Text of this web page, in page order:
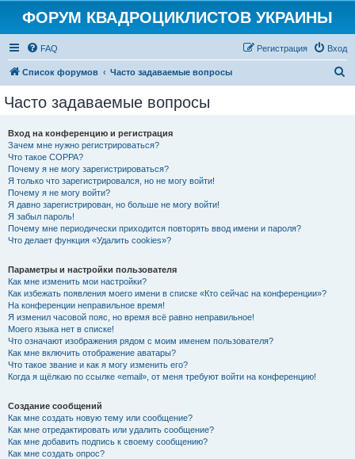
ФОРУМ КВАДРОЦИКЛИСТОВ УКРАИНЫ
FAQ Вход
Регистрация
Список форумов Часто задаваемые вопросы
Часто задаваемые вопросы
Вход на конференцию и регистрация
Зачем мне нужно регистрироваться?
Что такое COPPA?
Почему я не могу зарегистрироваться?
Я только что зарегистрировался, но не могу войти!
Почему я не могу войти?
Я давно зарегистрирован, но больше не могу войти!
Я забыл пароль!
Почему мне периодически приходится повторять ввод имени и пароля?
Что делает функция «Удалить cookies»?
Параметры и настройки пользователя
Как мне изменить мои настройки?
Как избежать появления моего имени в списке «Кто сейчас на конференции»?
На конференции неправильное время!
Я изменил часовой пояс, но время всё равно неправильное!
Моего языка нет в списке!
Что означают изображения рядом с моим именем пользователя?
Как мне включить отображение аватары?
Что такое звание и как я могу изменить его?
Когда я щёлкаю по ссылке «email», от меня требуют войти на конференцию!
Создание сообщений
Как мне создать новую тему или сообщение?
Как мне отредактировать или удалить сообщение?
Как мне добавить подпись к своему сообщению?
Как мне создать опрос?